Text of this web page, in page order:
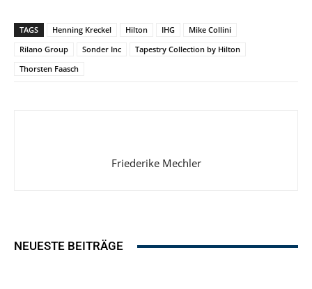
TAGS Henning Kreckel Hilton IHG
Mike Collini
Rilano Group
Sonder Inc
Tapestry Collection by Hilton
Thorsten Faasch
Friederike Mechler
NEUESTE BEITRÄGE